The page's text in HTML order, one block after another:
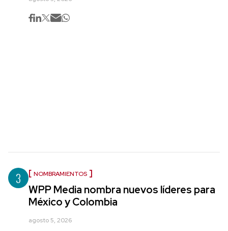
3 NOMBRAMIENTOS
WPP Media nombra nuevos líderes para
México y Colombia
agosto 5, 2026